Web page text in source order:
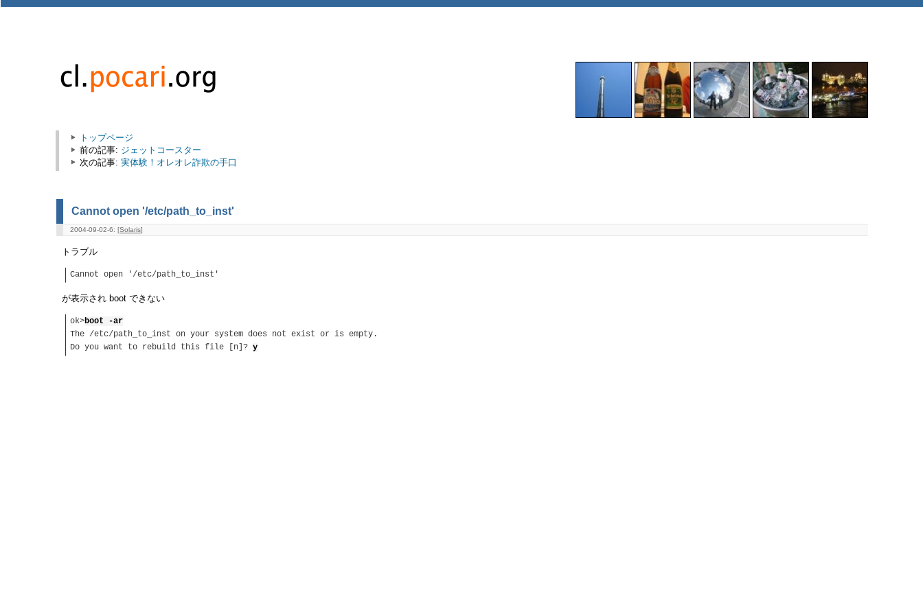
トップページ
前の記事: ジェットコースター
次の記事: 実体験！オレオレ詐欺の手口
Cannot open '/etc/path_to_inst'
2004-09-02-6: [Solaris]
トラブル
Cannot open '/etc/path_to_inst'
が表示され boot できない
ok>boot -ar
The /etc/path_to_inst on your system does not exist or is empty.
Do you want to rebuild this file [n]?y